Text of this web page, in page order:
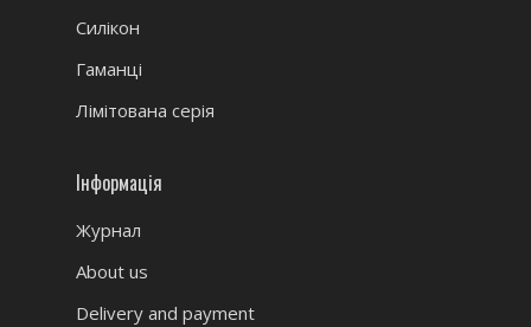
Силікон
Гаманці
Лімітована серія
Інформація
Журнал
About us
Delivery and payment